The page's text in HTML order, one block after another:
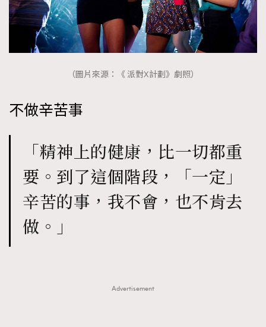
（圖片來源：《 派對X計劃》劇照）
不做辛苦事
「精神上的健康，比一切都重
要。到了這個階段，「一定」
辛苦的事，我不會，也不肯去
做。」
Advertisement